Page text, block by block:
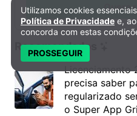
Quero
Recomendados
Licenciamento
precisa saber
regularizado
o Super App
Política de Privacidade e
Utilizamos cookies
Política de Privacidade e,
concorda com estas
PROSSEGUIR